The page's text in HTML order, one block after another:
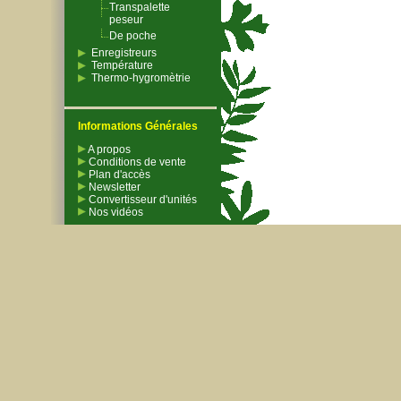
Transpalette
peseur
De poche
Enregistreurs
Température
Thermo-hygromètrie
Informations Générales
A propos
Conditions de vente
Plan d'accès
Newsletter
Convertisseur d'unités
Nos vidéos